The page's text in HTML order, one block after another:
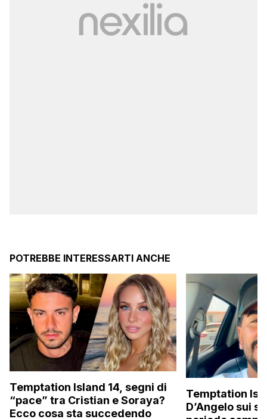
POTREBBE INTERESSARTI ANCHE
Temptation Island 14, segni di
“pace” tra Cristian e Soraya?
Ecco cosa sta succedendo
Temptation
D’Angelo sui